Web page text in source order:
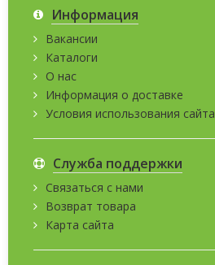
Информация
Вакансии
Каталоги
О нас
Информация о доставке
Условия использования сайта
Служба поддержки
Связаться с нами
Возврат товара
Карта сайта